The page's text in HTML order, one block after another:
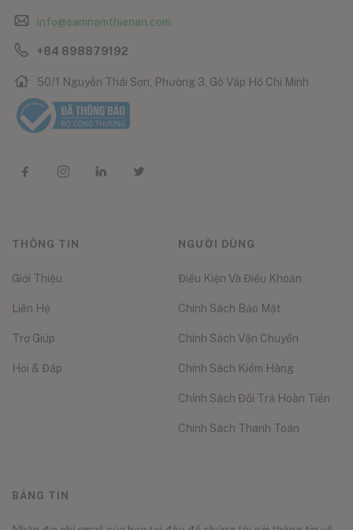
info@samnamthienan.com
+84 898879192
50/1 Nguyễn Thái Sơn, Phường 3, Gò Vấp Hồ Chí Minh
THÔNG TIN
Giới Thiệu
Liên Hệ
Trợ Giúp
Hỏi & Đáp
NGƯỜI DÙNG
Điều Kiện Và Điều Khoản
Chính Sách Bảo Mật
Chính Sách Vận Chuyển
Chính Sách Kiểm Hàng
Chính Sách Đổi Trả Hoàn Tiền
Chính Sách Thanh Toán
BẢNG TIN